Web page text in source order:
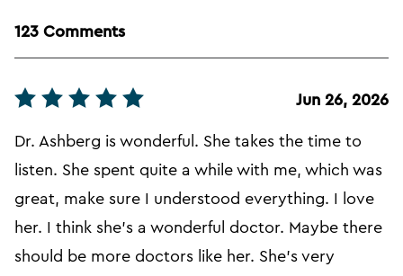
123 Comments
Jun 26, 2026
Dr. Ashberg is wonderful. She takes the time to
listen. She spent quite a while with me, which was
great, make sure I understood everything. I love
her. I think she's a wonderful doctor. Maybe there
should be more doctors like her. She's very